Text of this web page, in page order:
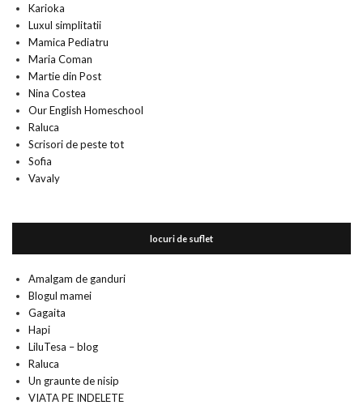
Karioka
Luxul simplitatii
Mamica Pediatru
Maria Coman
Martie din Post
Nina Costea
Our English Homeschool
Raluca
Scrisori de peste tot
Sofia
Vavaly
locuri de suflet
Amalgam de ganduri
Blogul mamei
Gagaita
Hapi
LiluTesa – blog
Raluca
Un graunte de nisip
VIATA PE INDELETE